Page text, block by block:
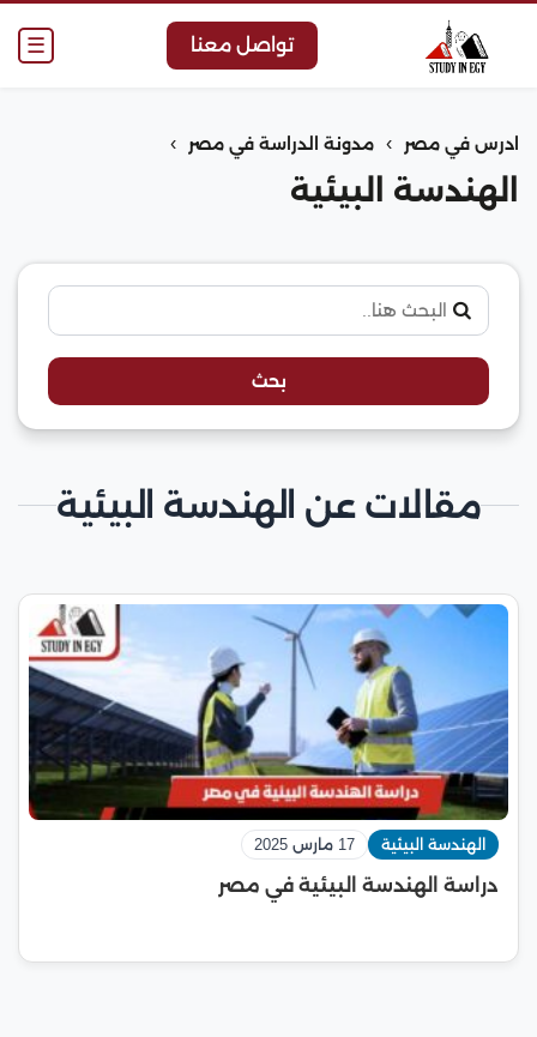
☰ تواصل معنا
ادرس في مصر › مدونة الدراسة في مصر ›
الهندسة البيئية
بحث
مقالات عن الهندسة البيئية
الهندسة البيئية 17 مارس 2025
دراسة الهندسة البيئية في مصر